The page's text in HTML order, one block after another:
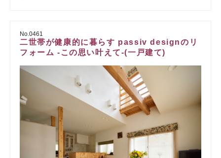
No.0461
二世帯が健康的に暮らす passiv designのリ
フォーム -この思い叶えて-(一戸建て)